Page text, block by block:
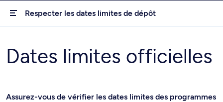
Respecter les dates limites de dépôt
Dates limites officielles
Assurez-vous de vérifier les dates limites des programmes